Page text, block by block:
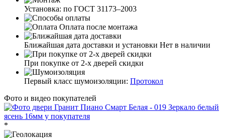
Установка: по ГОСТ 31173–2003
Оплата после монтажа
Ближайшая дата доставки и установки Нет в наличии
При покупке от 2-х дверей скидки
Первый класс шумоизоляции: Протокол
Фото и видео покупателей
*